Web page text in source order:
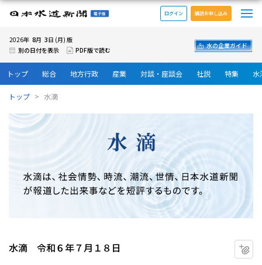
日本水道新聞 電子版
ログイン 購読お申し込み
2026年 8月 3日 (月) 版
別の日付を表示
PDF版で読む
水の企業ガイド
トップ 総合 地方行政 産業 対談・座談会 社説 特集 水
トップ 水滴
水滴 令和６年７月１８日